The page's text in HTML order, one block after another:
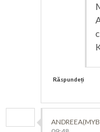
Răspundeți